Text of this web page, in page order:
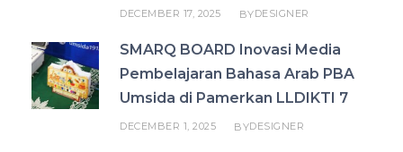
DECEMBER 17, 2025 BYDESIGNER
SMARQ BOARD Inovasi Media
Pembelajaran Bahasa Arab PBA
Umsida di Pamerkan LLDIKTI 7
DECEMBER 1, 2025 BYDESIGNER